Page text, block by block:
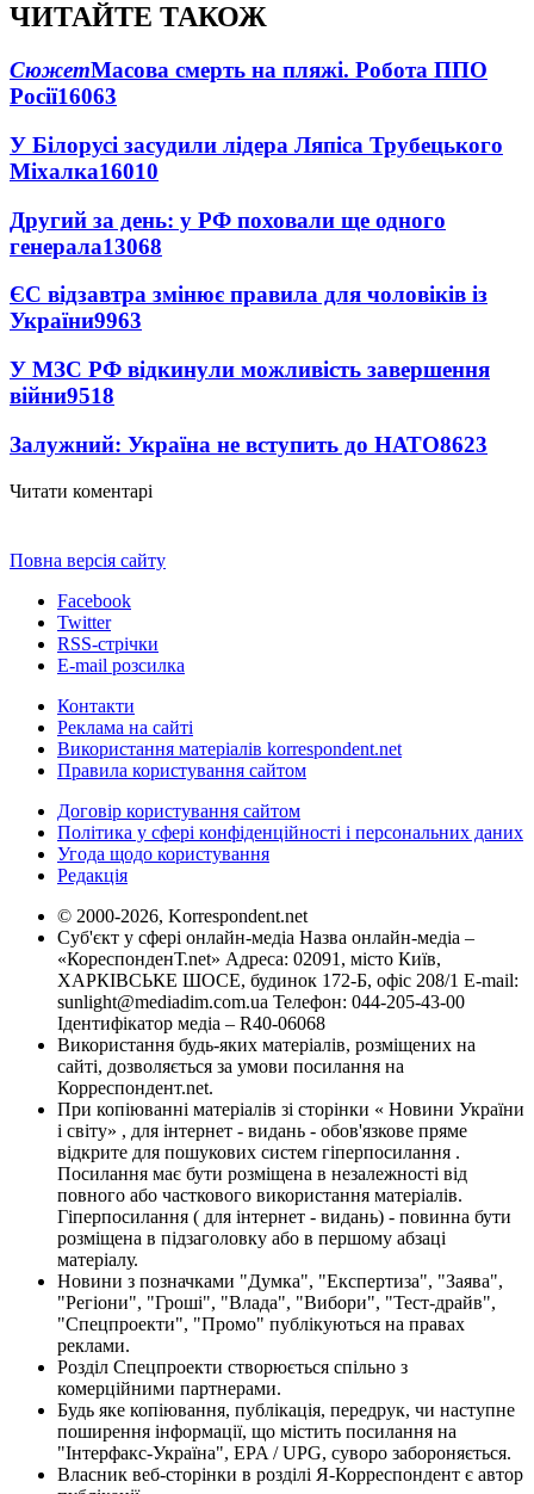
ЧИТАЙТЕ ТАКОЖ
СюжетМасова смерть на пляжі. Робота ППО
Росії16063
У Білорусі засудили лідера Ляпіса Трубецького
Міхалка16010
Другий за день: у РФ поховали ще одного
генерала13068
ЄС відзавтра змінює правила для чоловіків із
України9963
У МЗС РФ відкинули можливість завершення
війни9518
Залужний: Україна не вступить до НАТО8623
Читати коментарі
Повна версія сайту
Facebook
Twitter
RSS-стрічки
E-mail розсилка
Контакти
Реклама на сайті
Використання матеріалів korrespondent.net
Правила користування сайтом
Договір користування сайтом
Політика у сфері конфіденційності і персональних даних
Угода щодо користування
Редакція
© 2000-2026, Korrespondent.net
Суб'єкт у сфері онлайн-медіа Назва онлайн-медіа –
«КореспонденТ.net» Адреса: 02091, місто Київ,
ХАРКІВСЬКЕ ШОСЕ, будинок 172-Б, офіс 208/1 E-mail:
sunlight@mediadim.com.ua Телефон: 044-205-43-00
Ідентифікатор медіа – R40-06068
Використання будь-яких матеріалів, розміщених на
сайті, дозволяється за умови посилання на
Корреспондент.net.
При копіюванні матеріалів зі сторінки « Новини України
і світу» , для інтернет - видань - обов'язкове пряме
відкрите для пошукових систем гіперпосилання .
Посилання має бути розміщена в незалежності від
повного або часткового використання матеріалів.
Гіперпосилання ( для інтернет - видань) - повинна бути
розміщена в підзаголовку або в першому абзаці
матеріалу.
Новини з позначками "Думка", "Експертиза", "Заява",
"Регіони", "Гроші", "Влада", "Вибори", "Тест-драйв",
"Спецпроекти", "Промо" публікуються на правах
реклами.
Розділ Спецпроекти створюється спільно з
комерційними партнерами.
Будь яке копіювання, публікація, передрук, чи наступне
поширення інформації, що містить посилання на
"Інтерфакс-Україна", EPA / UPG, суворо забороняється.
Власник веб-сторінки в розділі Я-Корреспондент є автор